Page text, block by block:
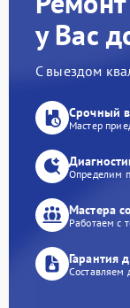
у Вас
С выездом
Срочный
Мастер
Определим
Мастера
Работаем с
Гарантия
Составляем